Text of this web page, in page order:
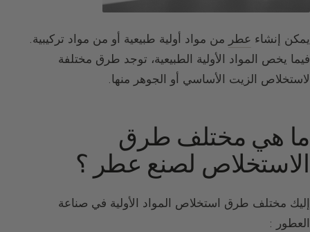
يمكن إنشاء عطر من مواد أولية طبيعية أو من مواد تركيبية.
فيما يخص المواد الأولية الطبيعية، توجد طرق مختلفة
لاستخلاص الزيت الأساسي أو الجوهر منها.
ما هي مختلف طرق
الاستخلاص لصنع عطر ؟
إليك مختلف طرق استخلاص المواد الأولية في صناعة
العطور :